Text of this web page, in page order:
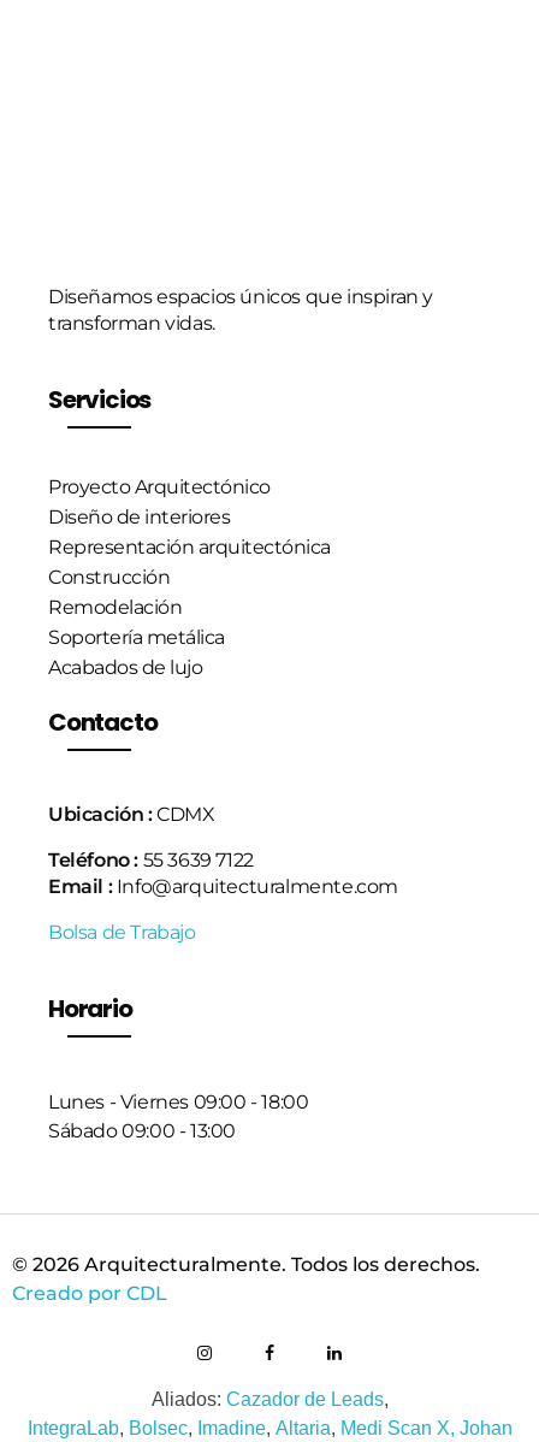
Diseñamos espacios únicos que inspiran y
transforman vidas.
Servicios
Proyecto Arquitectónico
Diseño de interiores
Representación arquitectónica
Construcción
Remodelación
Soportería metálica
Acabados de lujo
Contacto
Ubicación :CDMX
Teléfono : 55 3639 7122
Email :Info@arquitecturalmente.com
Bolsa de Trabajo
Horario
Lunes - Viernes 09:00 - 18:00
Sábado 09:00 - 13:00
© 2026 Arquitecturalmente. Todos los derechos.
Creado por CDL
Aliados: Cazador de Leads,
IntegraLab, Bolsec, Imadine, Altaria, Medi Scan X, Johan